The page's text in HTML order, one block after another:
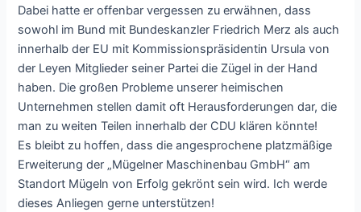
Dabei hatte er offenbar vergessen zu erwähnen, dass
sowohl im Bund mit Bundeskanzler Friedrich Merz als auch
innerhalb der EU mit Kommissionspräsidentin Ursula von
der Leyen Mitglieder seiner Partei die Zügel in der Hand
haben. Die großen Probleme unserer heimischen
Unternehmen stellen damit oft Herausforderungen dar, die
man zu weiten Teilen innerhalb der CDU klären könnte!
Es bleibt zu hoffen, dass die angesprochene platzmäßige
Erweiterung der „Mügelner Maschinenbau GmbH“ am
Standort Mügeln von Erfolg gekrönt sein wird. Ich werde
dieses Anliegen gerne unterstützen!